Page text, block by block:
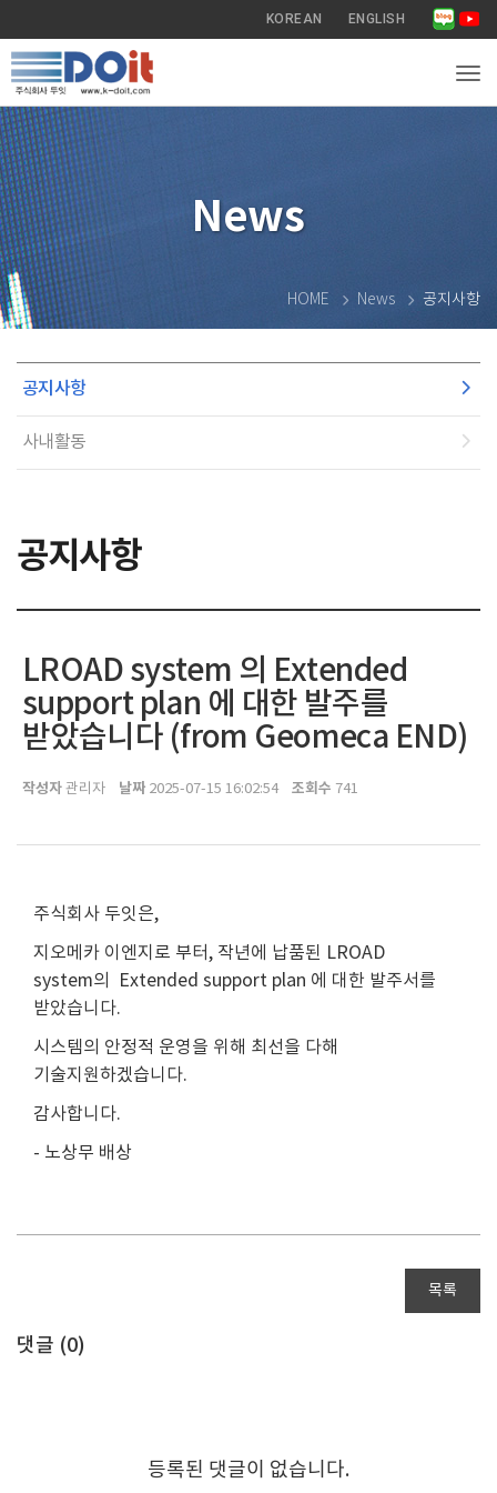
KOREAN ENGLISH
News
HOME News 공지사항
공지사항
사내활동
공지사항
LROAD system 의 Extended
support plan 에 대한 발주를
받았습니다 (from Geomeca END)
작성자 관리자 날짜 2025-07-15 16:02:54 조회수 741
주식회사 두잇은,
지오메카 이엔지로 부터, 작년에 납품된 LROAD
system의 Extended support plan 에 대한 발주서를
받았습니다.
시스템의 안정적 운영을 위해 최선을 다해
기술지원하겠습니다.
감사합니다.
- 노상무 배상
목록
댓글 (0)
등록된 댓글이 없습니다.